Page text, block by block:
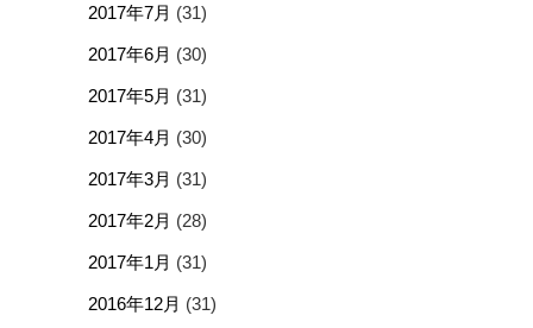
2017年7月 (31)
2017年6月 (30)
2017年5月 (31)
2017年4月 (30)
2017年3月 (31)
2017年2月 (28)
2017年1月 (31)
2016年12月 (31)